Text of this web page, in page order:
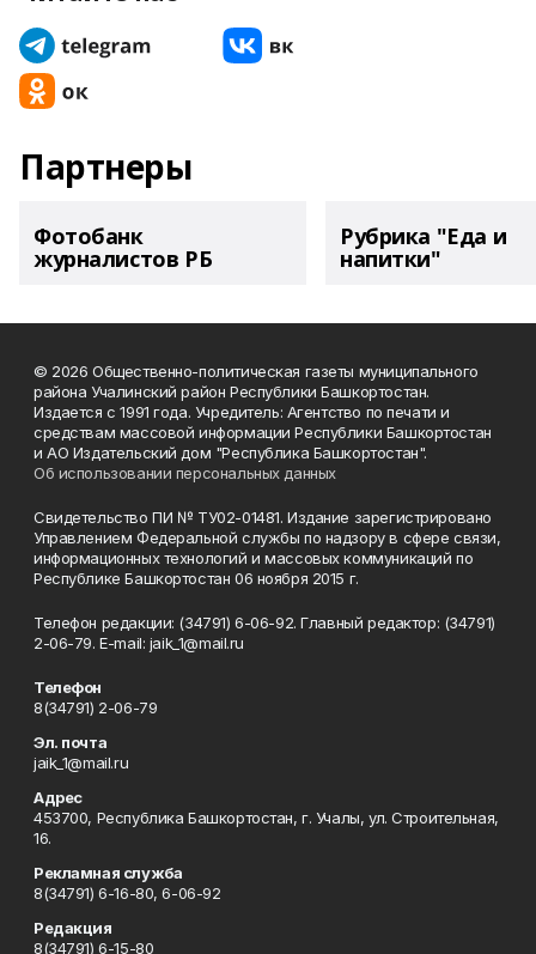
Партнеры
Фотобанк
журналистов РБ
Рубрика "Еда и
напитки"
© 2026 Общественно-политическая газеты муниципального
района Учалинский район Республики Башкортостан.
Издается с 1991 года. Учредитель: Агентство по печати и
средствам массовой информации Республики Башкортостан
и АО Издательский дом "Республика Башкортостан".
Об использовании персональных данных
Свидетельство ПИ № ТУ02-01481. Издание зарегистрировано
Управлением Федеральной службы по надзору в сфере связи,
информационных технологий и массовых коммуникаций по
Республике Башкортостан 06 ноября 2015 г.
Телефон редакции: (34791) 6-06-92. Главный редактор: (34791)
2-06-79. Е-mаil: jaik_1@mail.ru
Телефон
8(34791) 2-06-79
Эл. почта
jaik_1@mail.ru
Адрес
453700, Республика Башкортостан, г. Учалы, ул. Строительная,
16.
Рекламная служба
8(34791) 6-16-80, 6-06-92
Редакция
8(34791) 6-15-80